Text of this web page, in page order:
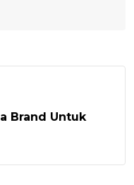
Brand Untuk